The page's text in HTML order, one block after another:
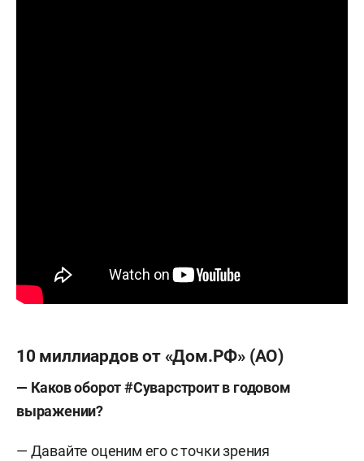
10 миллиардов от «Дом.РФ» (АО)
— Каков оборот #Суварстроит в годовом
выражении?
— Давайте оценим его с точки зрения